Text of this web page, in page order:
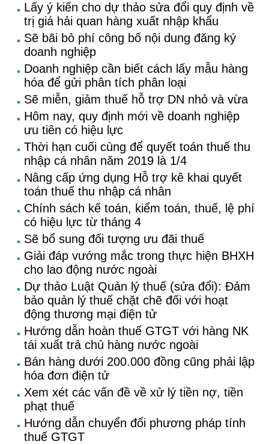
Lấy ý kiến cho dự thảo sửa đổi quy định về
trị giá hải quan hàng xuất nhập khẩu
Sẽ bãi bỏ phí công bố nội dung đăng ký
doanh nghiệp
Doanh nghiệp cần biết cách lấy mẫu hàng
hóa để gửi phân tích phân loại
Sẽ miễn, giảm thuế hỗ trợ DN nhỏ và vừa
Hôm nay, quy định mới về doanh nghiệp
ưu tiên có hiệu lực
Thời hạn cuối cùng để quyết toán thuế thu
nhập cá nhân năm 2019 là 1/4
Nâng cấp ứng dụng Hỗ trợ kê khai quyết
toán thuế thu nhập cá nhân
Chính sách kế toán, kiểm toán, thuế, lệ phí
có hiệu lực từ tháng 4
Sẽ bổ sung đối tượng ưu đãi thuế
Giải đáp vướng mắc trong thực hiện BHXH
cho lao động nước ngoài
Dự thảo Luật Quản lý thuế (sửa đổi): Đảm
bảo quản lý thuế chặt chẽ đối với hoạt
động thương mại điện tử
Hướng dẫn hoàn thuế GTGT với hàng NK
tái xuất trả chủ hàng nước ngoài
Bán hàng dưới 200.000 đồng cũng phải lập
hóa đơn điện tử
Xem xét các vấn đề về xử lý tiền nợ, tiền
phạt thuế
Hướng dẫn chuyển đổi phương pháp tính
thuế GTGT